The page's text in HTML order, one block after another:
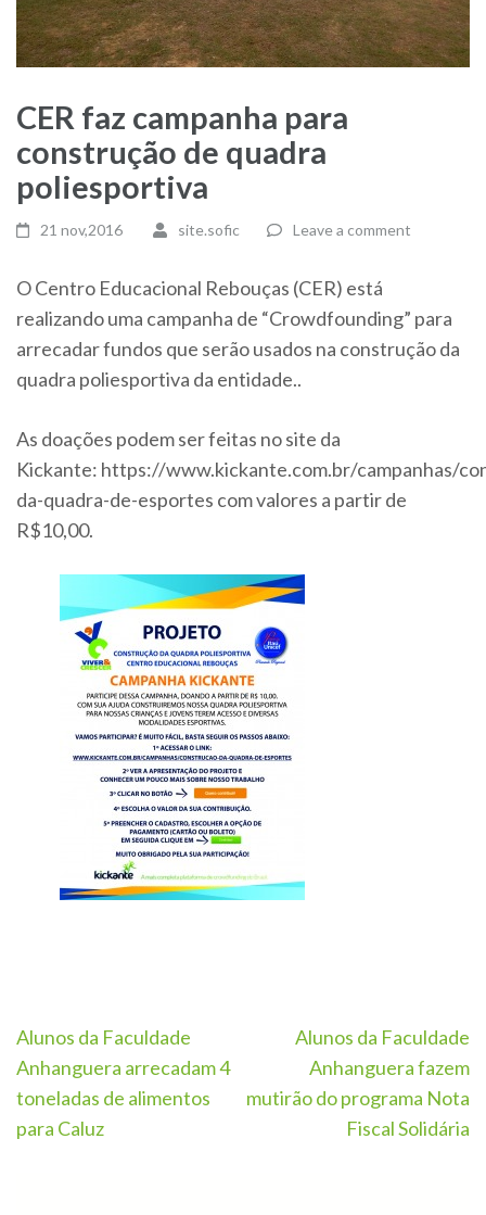
CER faz campanha para
construção de quadra
poliesportiva
21 nov,2016 site.sofic Leave a comment
O Centro Educacional Rebouças (CER) está
realizando uma campanha de “Crowdfounding” para
arrecadar fundos que serão usados na construção da
quadra poliesportiva da entidade..
As doações podem ser feitas no site da
Kickante: https://www.kickante.com.br/campanhas/
da-quadra-de-esportes com valores a partir de
R$10,00.
Navegação
de
Post
Alunos da Faculdade
Anhanguera arrecadam 4
toneladas de alimentos
para Caluz
Alunos da Faculdade
Anhanguera fazem
mutirão do programa Nota
Fiscal Solidária